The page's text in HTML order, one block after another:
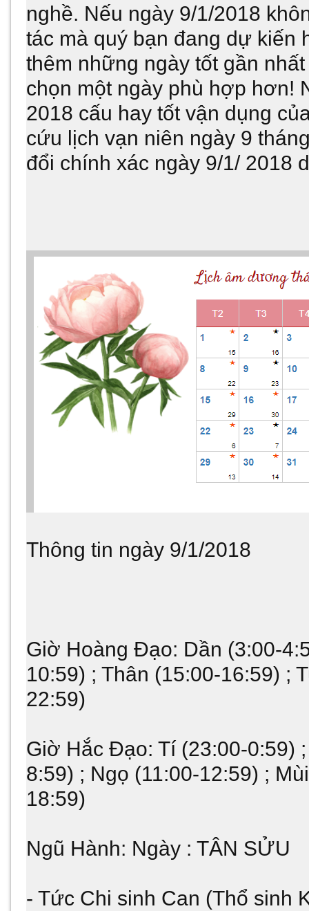
nghề. Nếu ngày 9/1/2018
tác mà quý bạn đang dự kiến
thêm những ngày tốt gần
chọn một ngày phù hợp hơn!
2018 cấu hay tốt vận dụng
cứu lịch vạn niên ngày 9
đổi chính xác ngày 9/1/ 2018
Thông tin ngày 9/1/2018
Giờ Hoàng Đạo: Dần (3:00-
10:59) ; Thân (15:00-16:59) ;
22:59)
Giờ Hắc Đạo: Tí (23:00-0:59)
8:59) ; Ngọ (11:00-12:59) ;
18:59)
Ngũ Hành: Ngày : TÂN SỬU
- Tức Chi sinh Can (Thổ sinh